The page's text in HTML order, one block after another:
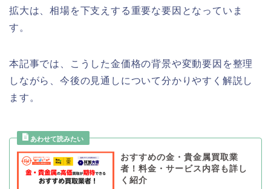
拡大は、相場を下支えする重要な要因となっていま
す。
本記事では、こうした金価格の背景や変動要因を整理
しながら、今後の見通しについて分かりやすく解説し
ます。
おすすめの金・貴金属買取業
者！料金・サービス内容も詳し
く紹介